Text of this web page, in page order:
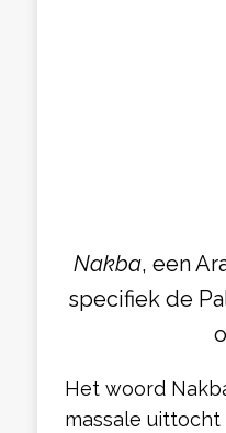
Nakba, een
specifiek de
Het woord
massale